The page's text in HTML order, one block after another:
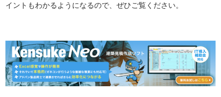
イントもわかるようになるので、ぜひご覧ください。